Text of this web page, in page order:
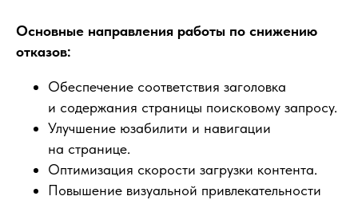
Основные направления работы по снижению
отказов:
Обеспечение соответствия заголовка
и содержания страницы поисковому запросу.
Улучшение юзабилити и навигации
на странице.
Оптимизация скорости загрузки контента.
Повышение визуальной привлекательности